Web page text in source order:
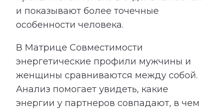
и показывают более точечные
особенности человека.
В Матрице Совместимости
энергетические профили мужчины и
женщины сравниваются между собой.
Анализ помогает увидеть, какие
энергии у партнеров совпадают, в чем